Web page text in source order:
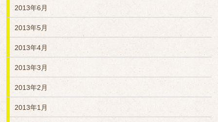
2013年6月
2013年5月
2013年4月
2013年3月
2013年2月
2013年1月